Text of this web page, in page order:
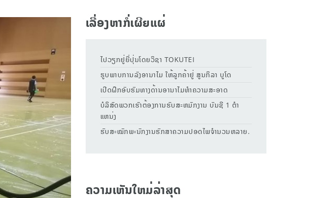
ເລື່ອງຫາກໍ່ເຜີຍແຜ່
ໄປວຽກຢູ່ຍີ່ປຸ່ນໂດຍວິຊາ TOKUTEI
ຮູບພາບການລົງອານາໄມ ໃຫ້ລູກຄ້າຢູ່ ສູນກິລາ ບູໂດ
ເປີດຝຶກອົບຮົມທາງດ້ານອານາໄມທຳຄວາມສະອາດ
ບໍລິສັດພວກເຮົາຕ້ອງການຮັບສະຫມັກງານ ບັນຊີ 1 ຕຳ
ແຫນ່ງ
ຮັບສະໝັກພະນັກງານຮັກສາຄວາມປອດໄພຈຳນວນຫລາຍ.
ຄວາມເຫັນໃຫມ່ລ່າສຸດ